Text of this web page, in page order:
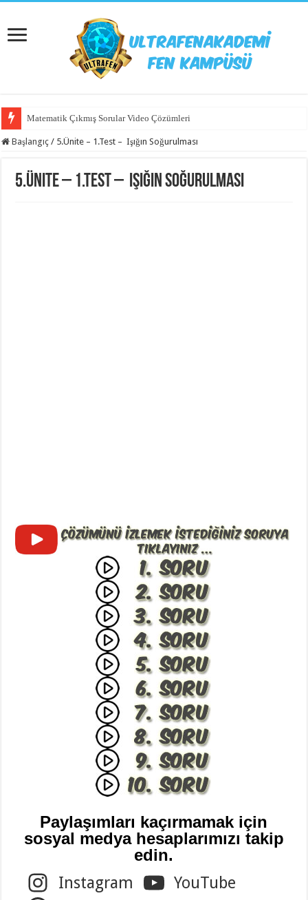
Matematik Çıkmış Sorular Video Çözümleri
Başlangıç / 5.Ünite – 1.Test – Işığın Soğurulması
5.Ünite – 1.Test – Işığın Soğurulması
Paylaşımları kaçırmamak için
sosyal medya hesaplarımızı takip
edin.
Instagram
YouTube